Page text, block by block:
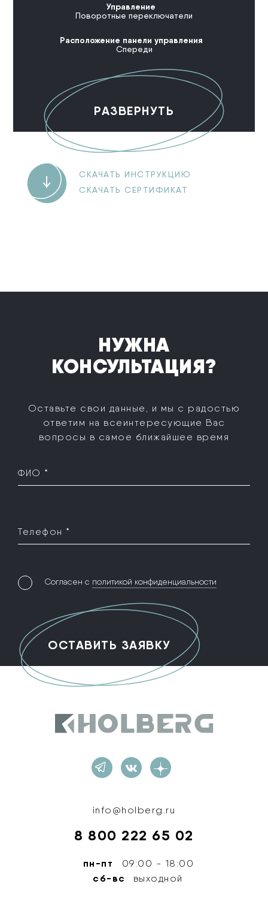
Управление
Поворотные переключатели
Расположение панели управления
Спереди
РАЗВЕРНУТЬ
СКАЧАТЬ ИНСТРУКЦИЮ
СКАЧАТЬ СЕРТИФИКАТ
НУЖНА
КОНСУЛЬТАЦИЯ?
Оставьте свои данные, и мы с радостью
ответим на все интересующие Вас
вопросы в самое ближайшее время
ФИО *
Телефон *
Согласен с политикой конфиденциальности
info@holberg.ru
8 800 222 65 02
пн-пт 09:00 - 18:00
сб-вс выходной